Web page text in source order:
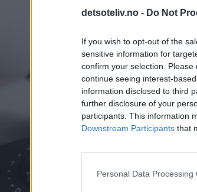
detsoteliv.no - Do Not
If you wish to opt-out of the
sensitive information for
confirm your selection.
continue seeing interest-
information disclosed to third
further disclosure of your
participants. This information
Downstream Participants that
Personal Data Processing